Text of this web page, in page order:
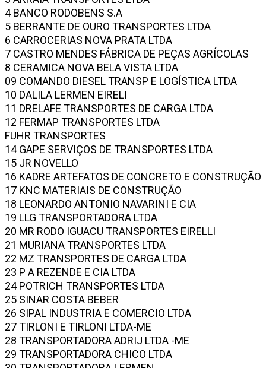
4 BANCO RODOBENS S.A
5 BERRANTE DE OURO TRANSPORTES LTDA
6 CARROCERIAS NOVA PRATA LTDA
7 CASTRO MENDES FÁBRICA DE PEÇAS AGRÍCOLAS
8 CERAMICA NOVA BELA VISTA LTDA
09 COMANDO DIESEL TRANSP E LOGÍSTICA LTDA
10 DALILA LERMEN EIRELI
11 DRELAFE TRANSPORTES DE CARGA LTDA
12 FERMAP TRANSPORTES LTDA
FUHR TRANSPORTES
14 GAPE SERVIÇOS DE TRANSPORTES LTDA
15 JR NOVELLO
16 KADRE ARTEFATOS DE CONCRETO E CONSTRUÇÃO
17 KNC MATERIAIS DE CONSTRUÇÃO
18 LEONARDO ANTONIO NAVARINI E CIA
19 LLG TRANSPORTADORA LTDA
20 MR RODO IGUACU TRANSPORTES EIRELLI
21 MURIANA TRANSPORTES LTDA
22 MZ TRANSPORTES DE CARGA LTDA
23 P A REZENDE E CIA LTDA
24 POTRICH TRANSPORTES LTDA
25 SINAR COSTA BEBER
26 SIPAL INDUSTRIA E COMERCIO LTDA
27 TIRLONI E TIRLONI LTDA-ME
28 TRANSPORTADORA ADRIJ LTDA -ME
29 TRANSPORTADORA CHICO LTDA